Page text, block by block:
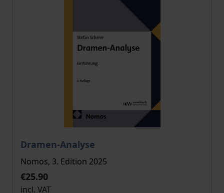
Dramen-Analyse
The price depends on the options chosen on the
Nomos, 3. Edition 2025
€25.90
incl. VAT